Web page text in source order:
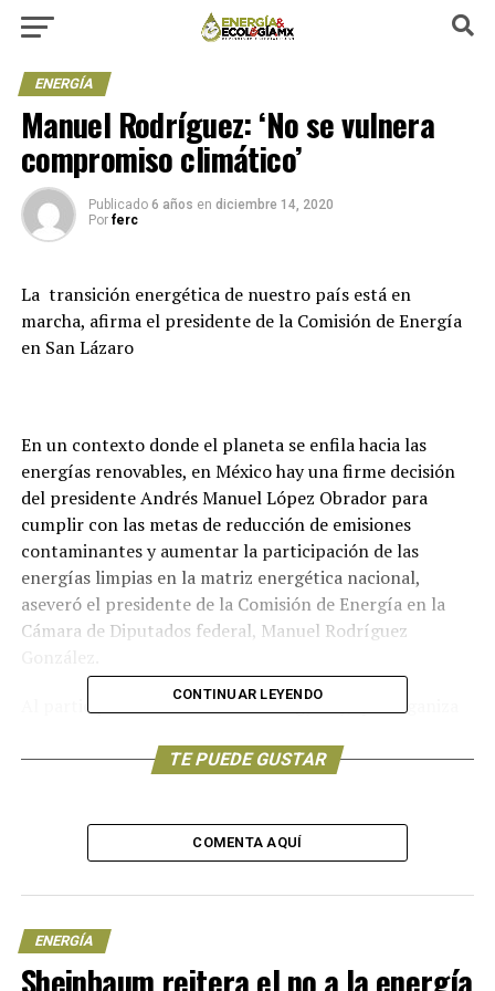
ENERGÍA
Manuel Rodríguez: ‘No se vulnera
compromiso climático’
Publicado 6 años en diciembre 14, 2020
Por ferc
La transición energética de nuestro país está en
marcha, afirma el presidente de la Comisión de Energía
en San Lázaro
En un contexto donde el planeta se enfila hacia las
energías renovables, en México hay una firme decisión
del presidente Andrés Manuel López Obrador para
cumplir con las metas de reducción de emisiones
contaminantes y aumentar la participación de las
energías limpias en la matriz energética nacional,
aseveró el presidente de la Comisión de Energía en la
Cámara de Diputados federal, Manuel Rodríguez
Al participar vía virtual en el Energy Day, que organiza
federal por Tabasco rechazó que la apuesta por los
nuestro país la electricidad producida a través de
fuentes eólica, solar y geotérmica asciende en la
actualidad a 11.6 por ciento.
Expuso que aunque las fuentes renovables ocupan un
tema central en la lucha contra el cambio climático, es
CONTINUAR LEYENDO
TE PUEDE GUSTAR
COMENTA AQUÍ
ENERGÍA
Sheinbaum reitera el no a la energía